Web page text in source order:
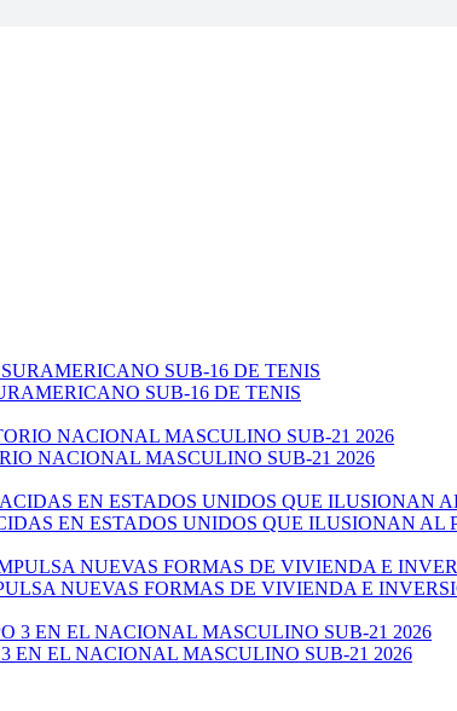
SUB-16 DE TENIS
NACIONAL MASCULINO SUB-21 2026
EN ESTADOS UNIDOS QUE ILUSIONAN AL
NUEVAS FORMAS DE VIVIENDA E
EN EL NACIONAL MASCULINO SUB-21 2026